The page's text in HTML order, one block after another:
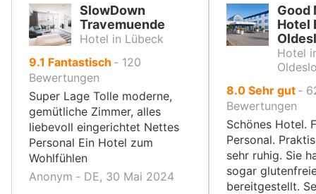
SlowDown
Travemuende
Hotel in Lübeck
9.1 von
10,
Fantastisch ‐ 120
Bewertungen
Super Lage Tolle moderne,
gemütliche Zimmer, alles
liebevoll eingerichtet Nettes
Personal Ein Hotel zum
Wohlfühlen
Anonym ‐ DE, 30 Mai 2024
Good
Hotel
Hotel
8.0von
10,
Sehr gut ‐
Bewertungen
Schönes Hotel.
Personal.
sehr ruhig. Sie
sogar
bereitgestellt.